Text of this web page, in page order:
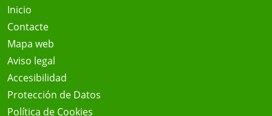
Inicio
Contacte
Mapa web
Aviso legal
Accesibilidad
Protección de Datos
Política de Cookies